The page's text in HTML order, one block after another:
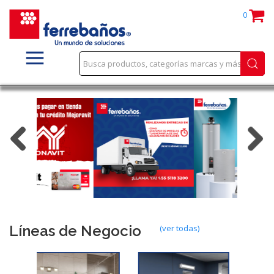
0
Líneas de Negocio (ver todas)